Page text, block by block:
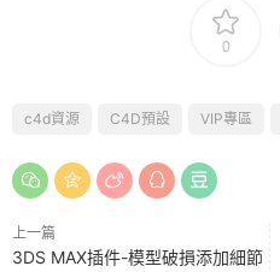
0
c4d資源 C4D預設 VIP專區
上一篇
3DS MAX插件-模型破損添加細節